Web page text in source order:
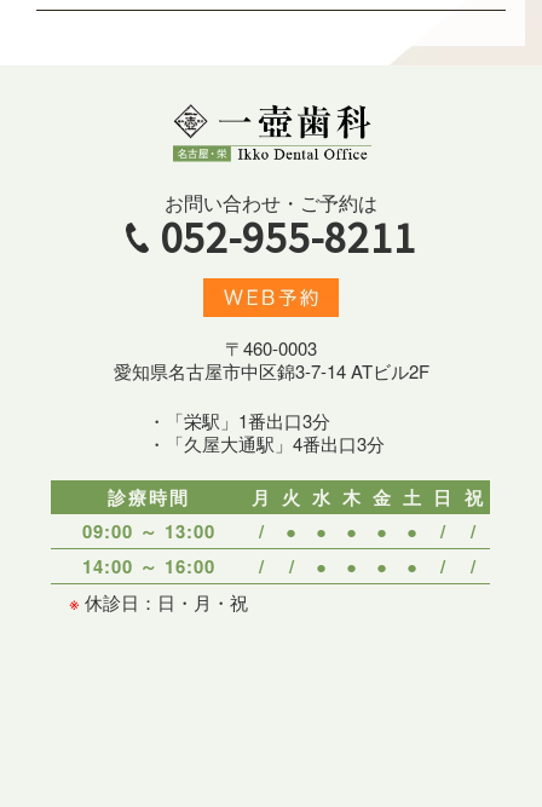
お問い合わせ・ご予約は
052-955-8211
〒460-0003
愛知県名古屋市中区錦3-7-14 ATビル2F
・「栄駅」1番出口3分
・「久屋大通駅」4番出口3分
診療時間 月 火 水 木 金 土 日 祝
09:00 ～ 13:00
/ ● ● ● ● ● /
/
14:00 ～ 16:00
/ / ● ● ● ● / /
※ 休診日：日・月・祝